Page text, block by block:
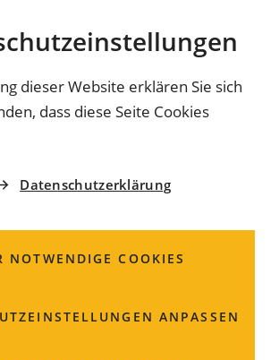
dieser Website erklären Sie sich
dass diese Seite Cookies
Datenschutzerklärung
NOTWENDIGE COOKIES
ANPASSEN
LUCIA
alle Sorge vergessen. Das ist ein
will das möglich machen - und